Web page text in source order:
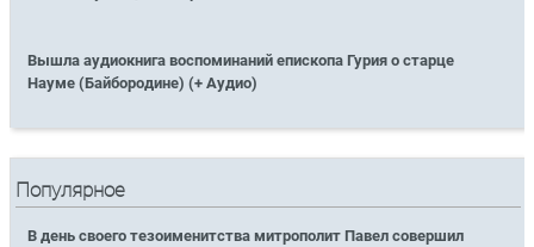
Вышла аудиокнига воспоминаний епископа Гурия о старце
Науме (Байбородине) (+ Аудио)
Популярное
В день своего тезоименитства митрополит Павел совершил